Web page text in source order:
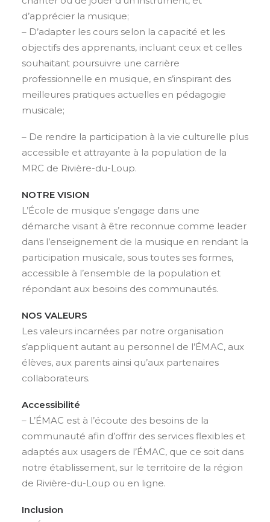
d’apprécier la musique;
– D’adapter les cours selon la capacité et les
objectifs des apprenants, incluant ceux et celles
souhaitant poursuivre une carrière
professionnelle en musique, en s’inspirant des
meilleures pratiques actuelles en pédagogie
musicale;
– De rendre la participation à la vie culturelle plus
accessible et attrayante à la population de la
MRC de Rivière-du-Loup.
NOTRE VISION
L’École de musique s’engage dans une
démarche visant à être reconnue comme leader
dans l’enseignement de la musique en rendant la
participation musicale, sous toutes ses formes,
accessible à l’ensemble de la population et
répondant aux besoins des communautés.
NOS VALEURS
Les valeurs incarnées par notre organisation
s’appliquent autant au personnel de l’ÉMAC, aux
élèves, aux parents ainsi qu’aux partenaires
collaborateurs.
Accessibilité
– L’ÉMAC est à l’écoute des besoins de la
communauté afin d’offrir des services flexibles et
adaptés aux usagers de l’ÉMAC, que ce soit dans
notre établissement, sur le territoire de la région
de Rivière-du-Loup ou en ligne.
Inclusion